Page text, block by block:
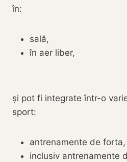
în:
sală,
în aer liber,
și pot fi integrate într-o
sport:
antrenamente de forta,
inclusiv antrenamente